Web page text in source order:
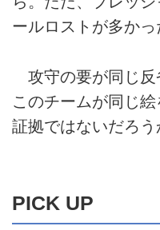
ールロストが多かっ
攻守の要が同じ反
このチームが同じ
証拠ではないだろう
PICK UP